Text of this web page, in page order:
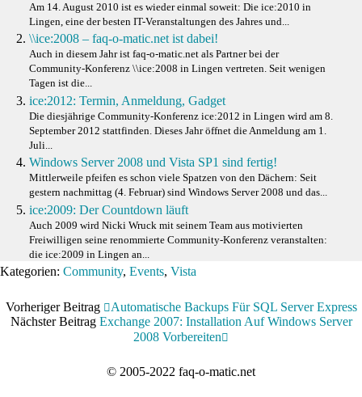
Am 14. August 2010 ist es wieder einmal soweit: Die ice:2010 in
Lingen, eine der besten IT-Veranstaltungen des Jahres und...
\\ice:2008 – faq-o-matic.net ist dabei!
Auch in diesem Jahr ist faq-o-matic.net als Partner bei der
Community-Konferenz \\ice:2008 in Lingen vertreten. Seit wenigen
Tagen ist die...
ice:2012: Termin, Anmeldung, Gadget
Die diesjährige Community-Konferenz ice:2012 in Lingen wird am 8.
September 2012 stattfinden. Dieses Jahr öffnet die Anmeldung am 1.
Juli...
Windows Server 2008 und Vista SP1 sind fertig!
Mittlerweile pfeifen es schon viele Spatzen von den Dächern: Seit
gestern nachmittag (4. Februar) sind Windows Server 2008 und das...
ice:2009: Der Countdown läuft
Auch 2009 wird Nicki Wruck mit seinem Team aus motivierten
Freiwilligen seine renommierte Community-Konferenz veranstalten:
die ice:2009 in Lingen an...
Kategorien: Community, Events, Vista
Vorheriger Beitrag
Automatische Backups Für SQL Server Express
Nächster Beitrag Exchange 2007: Installation Auf Windows Server
2008 Vorbereiten
© 2005-2022 faq-o-matic.net